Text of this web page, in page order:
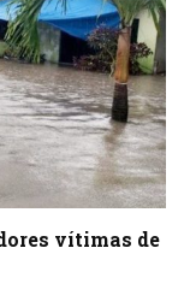
vítimas de